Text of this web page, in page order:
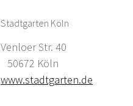
Stadtgarten Köln
Venloer Str. 40
50672 Köln
www.stadtgarten.de